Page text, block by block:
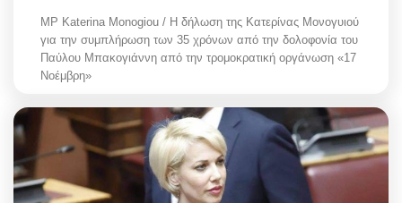
MP Katerina Monogiou / H δήλωση της Κατερίνας Μονογυιού
για την συμπλήρωση των 35 χρόνων από την δολοφονία του
Παύλου Μπακογιάννη από την τρομοκρατική οργάνωση «17
Νοέμβρη»